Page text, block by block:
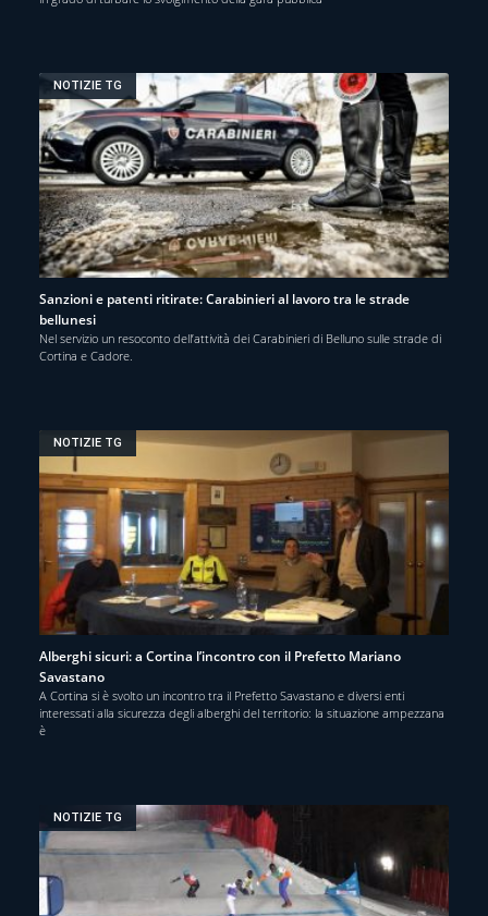
NOTIZIE TG
Sanzioni e patenti ritirate: Carabinieri al lavoro tra le strade
bellunesi
Nel servizio un resoconto dell’attività dei Carabinieri di Belluno sulle strade di
Cortina e Cadore.
NOTIZIE TG
Alberghi sicuri: a Cortina l’incontro con il Prefetto Mariano
Savastano
A Cortina si è svolto un incontro tra il Prefetto Savastano e diversi enti
interessati alla sicurezza degli alberghi del territorio: la situazione ampezzana
è
NOTIZIE TG